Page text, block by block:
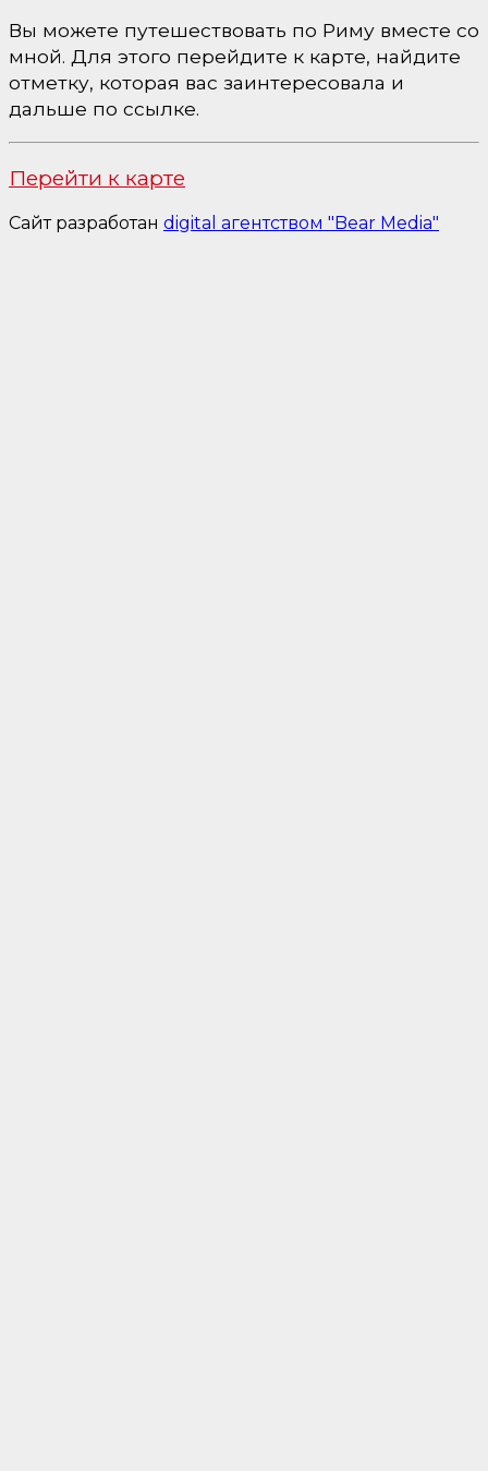
Вы можете путешествовать по Риму вместе со
мной. Для этого перейдите к карте, найдите
отметку, которая вас заинтересовала и
дальше по ссылке.
Перейти к карте
Сайт разработан digital агентством "Bear Media"